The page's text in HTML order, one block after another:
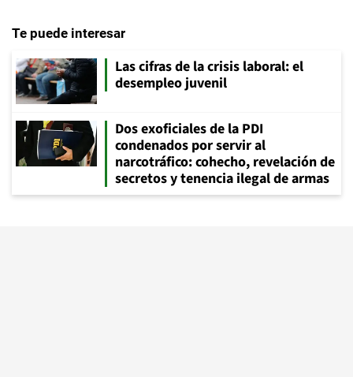
Te puede interesar
Las cifras de la crisis laboral: el
desempleo juvenil
Dos exoficiales de la PDI
condenados por servir al
narcotráfico: cohecho, revelación de
secretos y tenencia ilegal de armas